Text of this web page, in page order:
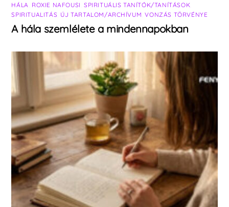
HÁLA ROXIE NAFOUSI SPIRITUÁLIS TANÍTÓK/TANÍTÁSOK
SPIRITUALITÁS ÚJ TARTALOM/ARCHÍVUM ,VONZÁS TÖRVÉNYE
A hála szemlélete a mindennapokban